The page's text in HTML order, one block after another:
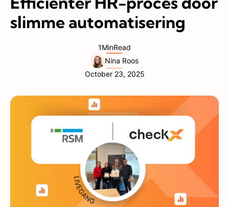
slimme automatisering
1MinRead
Nina Roos
October 23, 2025